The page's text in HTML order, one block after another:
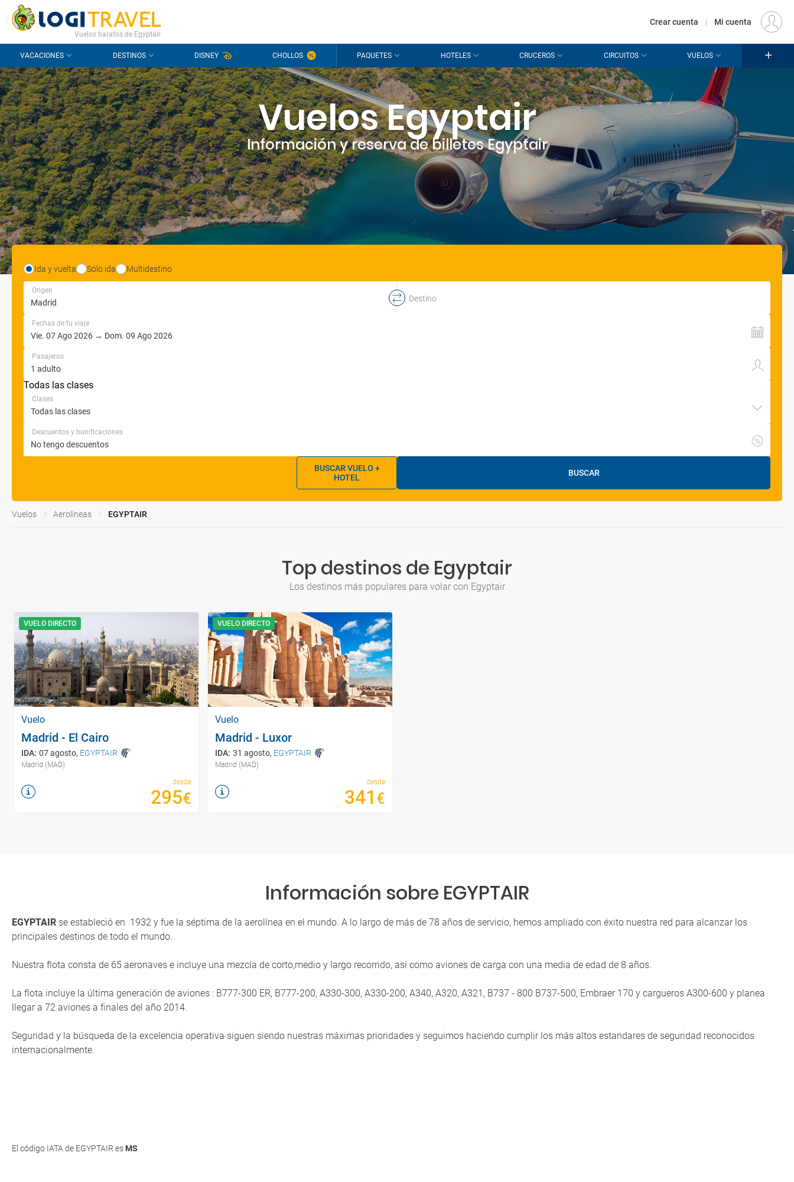
CONTACTO PREGUNTAS FRECUENTES EUR
Vuelos baratos de Egyptair
Crear cuenta | Mi cuenta
VACACIONES DESTINOS DISNEY CHOLLOS PAQUETES HOTELES CRUCEROS CIRCUITOS VUELOS
Vuelos Egyptair
Información y reserva de billetes Egyptair
Ida y vuelta Sólo ida Multidestino
Origen
Destino
Fechas de tu viaje
Pasajeros
Todas las clases
Clases
Descuentos y bonificaciones
BUSCAR
BUSCAR VUELO +
HOTEL
Vuelos Aerolíneas EGYPTAIR
Top destinos de Egyptair
Los destinos más populares para volar con Egyptair
VUELO DIRECTO
Vuelo
Madrid - El Cairo
IDA: 07 agosto, EGYPTAIR
Madrid (MAD)
desde
295€
VUELO DIRECTO
Vuelo
Madrid - Luxor
IDA: 31 agosto, EGYPTAIR
Madrid (MAD)
desde
341 €
Información sobre EGYPTAIR
EGYPTAIR se estableció en 1932 y fue la séptima de la aerolínea en el mundo. A lo largo de más de 78 años de servicio, hemos ampliado con éxito nuestra red para alcanzar los
principales destinos de todo el mundo.
Nuestra flota consta de 65 aeronaves e incluye una mezcla de corto,medio y largo recorrido, así como aviones de carga con una media de edad de 8 años.
La flota incluye la última generación de aviones : B777-300 ER, B777-200, A330-300, A330-200, A340, A320, A321, B737 - 800 B737-500, Embraer 170 y cargueros A300-600 y planea
llegar a 72 aviones a finales del año 2014.
Seguridad y la búsqueda de la excelencia operativa siguen siendo nuestras máximas prioridades y seguimos haciendo cumplir los más altos estandares de seguridad reconocidos
internacionalmente.
El código IATA de EGYPTAIR es MS